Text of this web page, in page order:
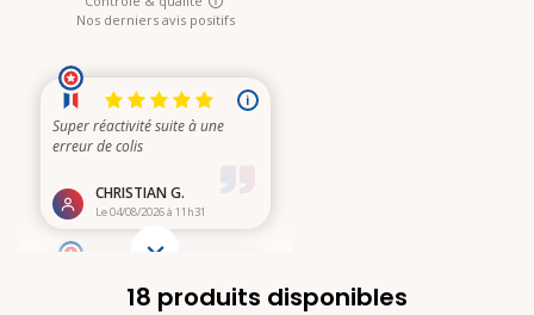
18 produits disponibles